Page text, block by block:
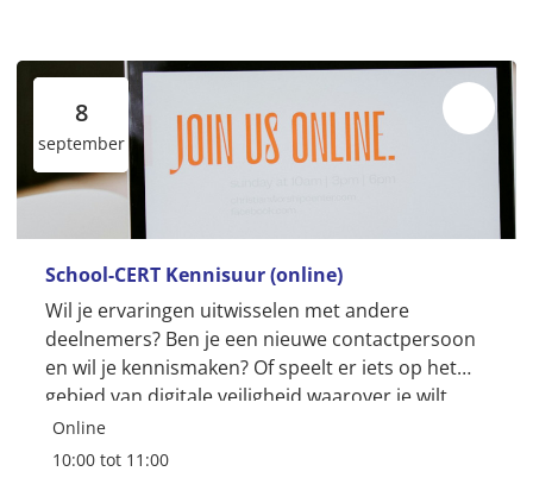
8
september
School-CERT Kennisuur (online)
Wil je ervaringen uitwisselen met andere
deelnemers? Ben je een nieuwe contactpersoon
en wil je kennismaken? Of speelt er iets op het
gebied van digitale veiligheid waarover je wilt
sparren? School-CERT organiseert op iedere
tweede dinsdag van...
Online
10:00 tot 11:00